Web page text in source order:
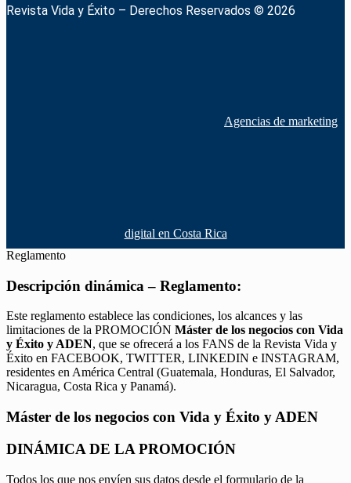
Revista Vida y Éxito – Derechos Reservados © 2026
Agencias de marketing
digital en Costa Rica
Reglamento
Descripción dinámica – Reglamento:
Este reglamento establece las condiciones, los alcances y las
limitaciones de la PROMOCIÓN Máster de los negocios con Vida
y Éxito y ADEN, que se ofrecerá a los FANS de la Revista Vida y
Éxito en FACEBOOK, TWITTER, LINKEDIN e INSTAGRAM,
residentes en América Central (Guatemala, Honduras, El Salvador,
Nicaragua, Costa Rica y Panamá).
Máster de los negocios con Vida y Éxito y ADEN
DINÁMICA DE LA PROMOCIÓN
Todos los que nos envíen sus datos desde el formulario de la